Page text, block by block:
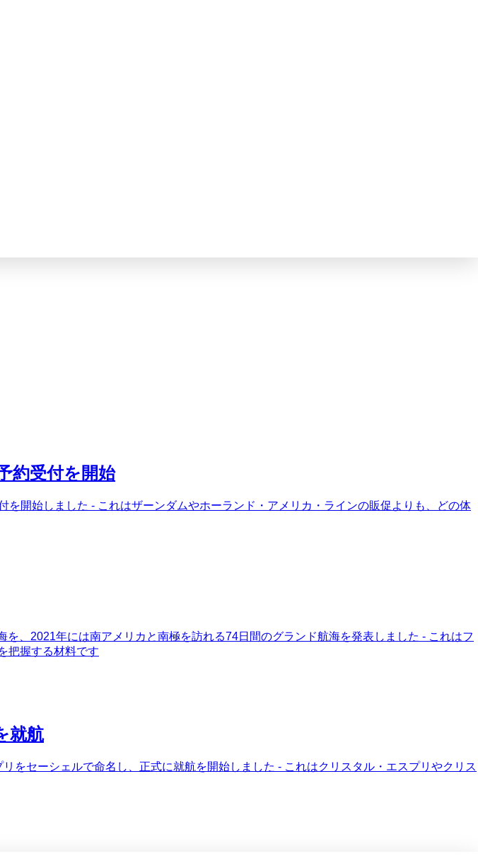
約受付を開始
開始しました - これはザーンダムやホーランド・アメリカ・ラインの販促よりも、どの体
、2021年には南アメリカと南極を訪れる74日間のグランド航海を発表しました - これはフ
把握する材料です
就航
をセーシェルで命名し、正式に就航を開始しました - これはクリスタル・エスプリやクリス